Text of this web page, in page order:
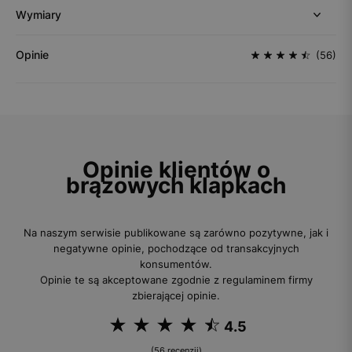
Wymiary
Opinie (56)
Opinie klientów o
brązowych klapkach
Na naszym serwisie publikowane są zarówno pozytywne, jak i
negatywne opinie, pochodzące od transakcyjnych
konsumentów.
Opinie te są akceptowane zgodnie z regulaminem firmy
zbierającej opinie.
4.5